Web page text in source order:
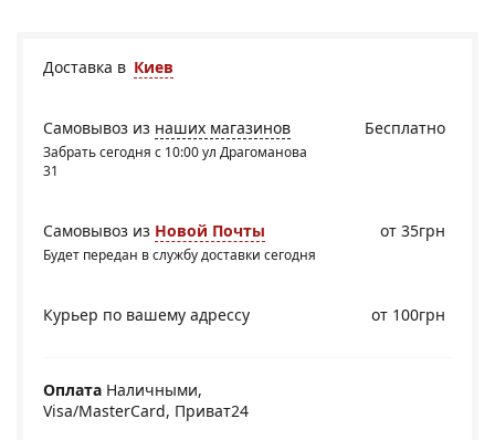
Доставка в Киев
Бесплатно
Самовывоз из наших магазинов
Забрать сегодня с 10:00 ул Драгоманова
31
Самовывоз из Новой Почты
Будет передан в службу доставки сегодня
от 35грн
Курьер по вашему адрессу от 100грн
Оплата Наличными,
Visa/MasterCard, Приват24